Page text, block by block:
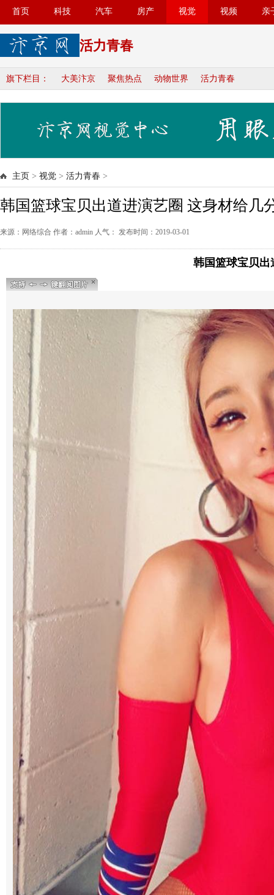
首页 科技 汽车 房产 视觉 视频 亲
活力青春
旗下栏目： 大美汴京 聚焦热点 动物世界 活力青春
主页 > 视觉 > 活力青春 >
韩国篮球宝贝出道进演艺圈 这身材给几
来源：网络综合 作者：admin 人气： 发布时间：2019-03-01
韩国篮球宝贝